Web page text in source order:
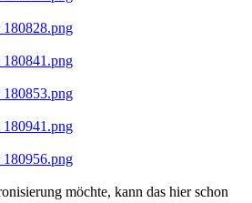
möchte, kann das hier schon